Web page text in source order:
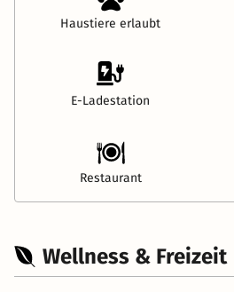
Haustiere erlaubt
E-Ladestation
Restaurant
Wellness & Freizeit